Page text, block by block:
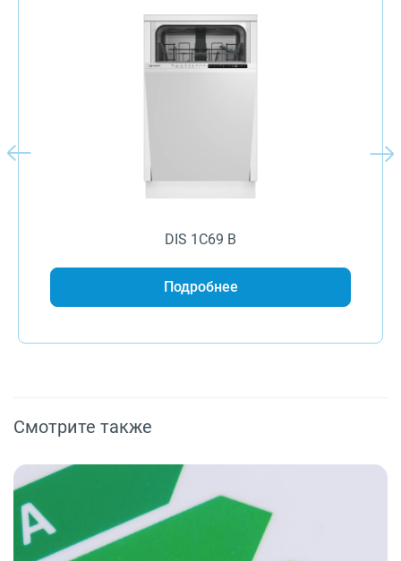
DIS 1C69 B
Подробнее
Смотрите также